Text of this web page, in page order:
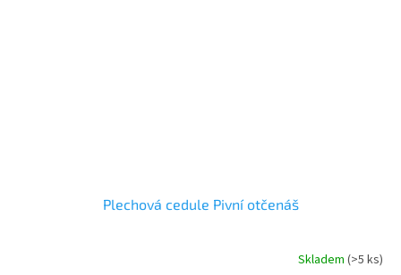
Plechová cedule Pivní otčenáš
Skladem (>5 ks)